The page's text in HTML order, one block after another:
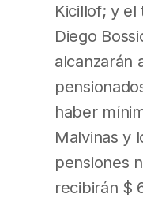
Kicillof; y el
Diego
alcanzarán
haber
Malvinas y
pensiones
recibirán $